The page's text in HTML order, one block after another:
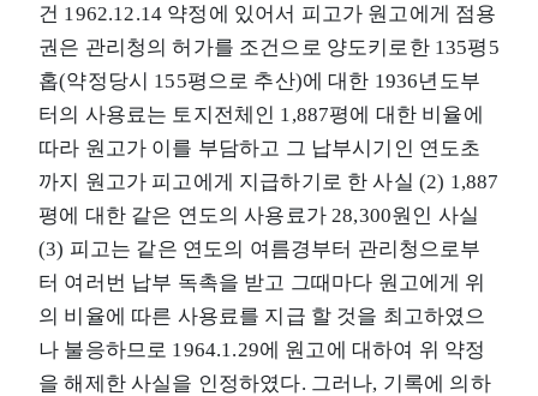
건 1962.12.14 약정에 있어서 피고가 원고에게 점용
권은 관리청의 허가를 조건으로 양도키로한 135평5
홉(약정당시 155평으로 추산)에 대한 1936년도부
터의 사용료는 토지전체인 1,887평에 대한 비율에
따라 원고가 이를 부담하고 그 납부시기인 연도초
까지 원고가 피고에게 지급하기로 한 사실 (2) 1,887
평에 대한 같은 연도의 사용료가 28,300원인 사실
(3) 피고는 같은 연도의 여름경부터 관리청으로부
터 여러번 납부 독촉을 받고 그때마다 원고에게 위
의 비율에 따른 사용료를 지급 할 것을 최고하였으
나 불응하므로 1964.1.29에 원고에 대하여 위 약정
을 해제한 사실을 인정하였다. 그러나, 기록에 의하